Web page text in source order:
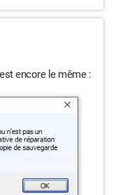
encore le même :